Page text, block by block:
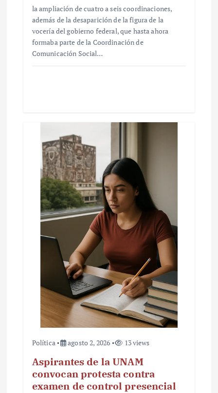
la ampliación de cuatro a seis coordinaciones,
además de la desaparición de la figura de la
vocería del gobierno federal, que hasta ahora
formaba parte de la Coordinación de
Comunicación Social…
Política agosto 2, 2026 13 views
Aspirantes de la UNAM
convocan protesta contra
examen de control presencial